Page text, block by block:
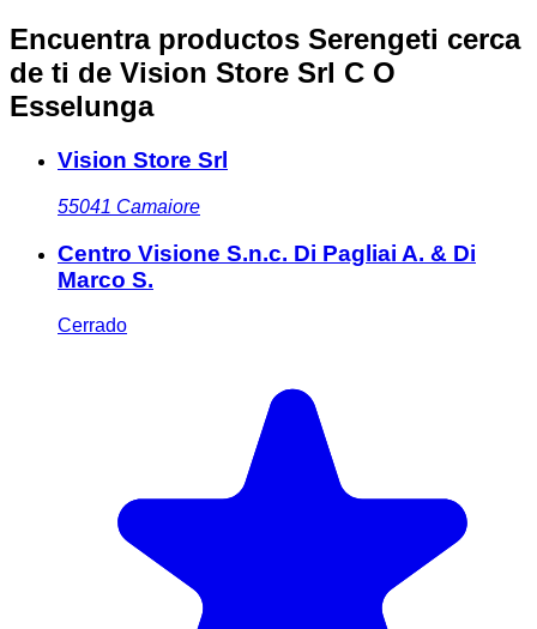
Encuentra productos Serengeti cerca
de ti de Vision Store Srl C O
Esselunga
Vision Store Srl
55041 Camaiore
Centro Visione S.n.c. Di Pagliai A. & Di
Marco S.
Cerrado